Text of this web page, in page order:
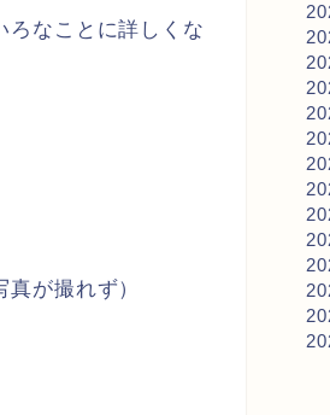
ろなことに詳しくな
が撮れず）